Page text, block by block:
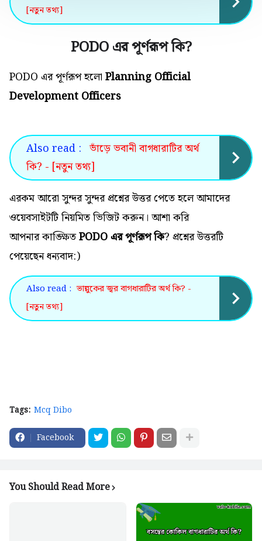
[নতুন তথ্য]
PODO এর পূর্ণরূপ কি?
PODO এর পূর্ণরূপ হলো Planning Official
Development Officers
Also read : ভাঁড়ে ভবানী বাগধারাটির অর্থ
কি? - [নতুন তথ্য]
এরকম আরো সুন্দর সুন্দর প্রশ্নের উত্তর পেতে হলে আমাদের
ওয়েবসাইটটি নিয়মিত ভিজিট করুন। আশা করি
আপনার কাঙ্ক্ষিতPODO এর পূর্ণরূপ কি? প্রশ্নের উত্তরটি
পেয়েছেন ধন্যবাদ:)
Also read : ভাল্লুকের জ্বর বাগধারাটির অর্থ কি? -
[নতুন তথ্য]
Tags: Mcq Dibo
Facebook
You Should Read More